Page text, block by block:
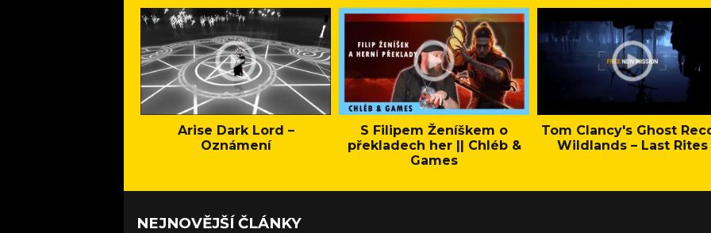
Arise Dark Lord –
Oznámení
S Filipem Ženíškem o
překladech her || Chléb &
Games
Tom Clancy's Ghost
Wildlands – Last Rites
NEJNOVĚJŠÍ ČLÁNKY